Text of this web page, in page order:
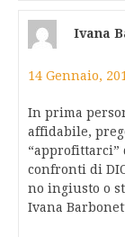
Ivana
14 Gennaio,
In prima
affidabile,
“approfittarci”
confronti di
no ingiusto o
Ivana